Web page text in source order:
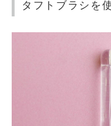
タフトブラシを